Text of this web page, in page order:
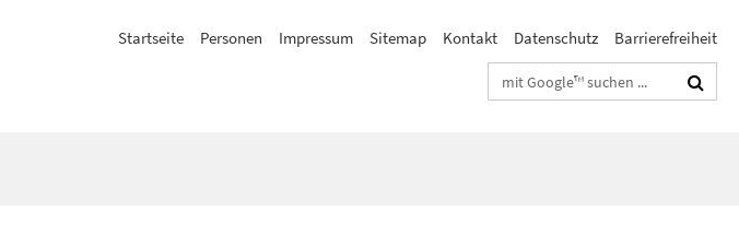
Startseite Personen Impressum Sitemap Kontakt Datenschutz
Barrierefreiheit
Suchbegriffe